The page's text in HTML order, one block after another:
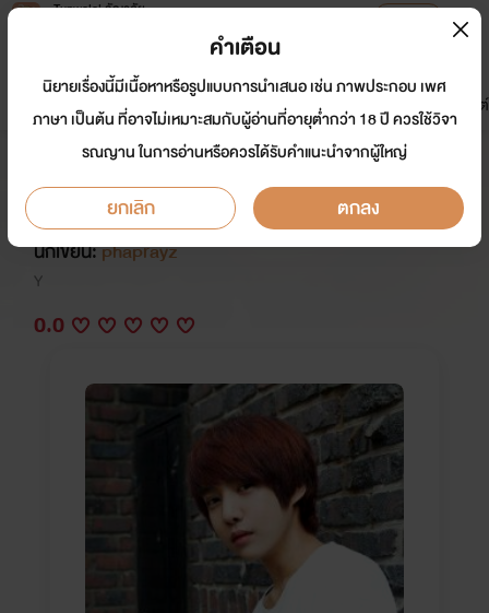
Tunwalai ธัญวลัย
หน้าแรก นิยาย อีบุ๊ก การ์ตูน
มาใหม่
ดรีมแชท ธัญลิสต์
FRIEND!...รักเพื่อน [END] [Yaoi , Y
, Boy's Love , BL]
นักเขียน:phaprayz
Y
0.0
คำเตือน
นิยายเรื่องนี้มีเนื้อหาหรือรูปแบบการนำเสนอ เช่น ภาพประกอบ เพศ
ภาษา เป็นต้น ที่อาจไม่เหมาะสมกับผู้อ่านที่อายุต่ำกว่า 18 ปี ควรใช้วิจา
รณญาน ในการอ่านหรือควรได้รับคำแนะนำจากผู้ใหญ่
ยกเลิก ตกลง